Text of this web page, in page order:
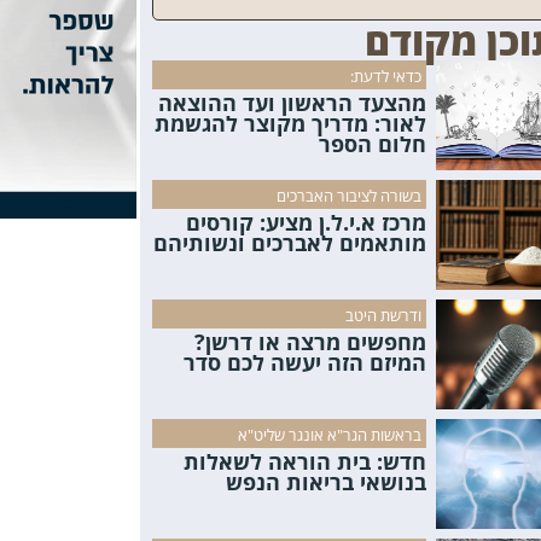
מקודם
כדאי לדעת:
מהצעד הראשון ועד ההוצאה
לאור: מדריך מקוצר להגשמת
חלום הספר
בשורה לציבור האברכים
מרכז א.י.ל.ן מציע: קורסים
מותאמים לאברכים ונשותיהם
ודרשת היטב
מחפשים מרצה או דרשן?
המיזם הזה יעשה לכם סדר
בראשות הגר"א אונגר שליט"א
חדש: בית הוראה לשאלות
בנושאי בריאות הנפש